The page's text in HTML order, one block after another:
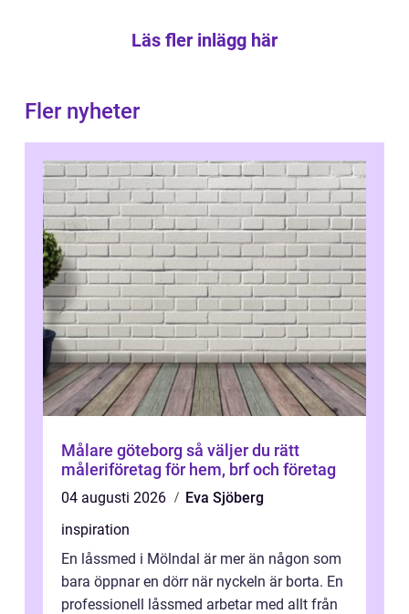
Läs fler inlägg här
Fler nyheter
Målare göteborg så väljer du rätt
måleriföretag för hem, brf och företag
04 augusti 2026
Eva Sjöberg
inspiration
En låssmed i Mölndal är mer än någon som
bara öppnar en dörr när nyckeln är borta. En
professionell låssmed arbetar med allt från